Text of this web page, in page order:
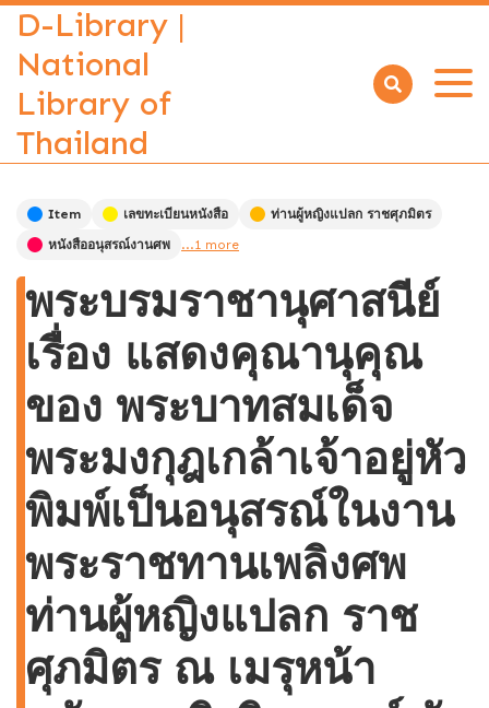
D-Library |
National
Library of
Thailand
Open
Item เลขทะเบียนหนังสือ
ท่านผู้หญิงแปลก ราชศุภมิตร
หนังสืออนุสรณ์งานศพ
...1 more
พระบรมราชานุศาสนีย์
เรื่อง แสดงคุณานุคุณ
ของ พระบาทสมเด็จ
พระมงกุฎเกล้าเจ้าอยู่หัว
พิมพ์เป็นอนุสรณ์ในงาน
พระราชทานเพลิงศพ
ท่านผู้หญิงแปลก ราช
ศุภมิตร ณ เมรุหน้า